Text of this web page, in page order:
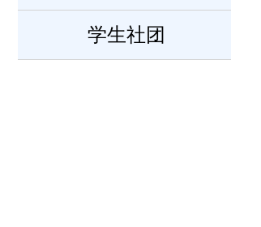
学生社团